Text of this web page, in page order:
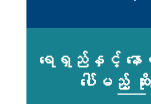
ရေရှည်နှင့် နေ
ပေါ်မည့် ဆိုးက